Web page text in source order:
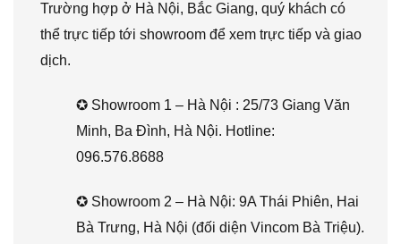
Trường hợp ở Hà Nội, Bắc Giang, quý khách có
thể trực tiếp tới showroom để xem trực tiếp và giao
dịch.
✪ Showroom 1 – Hà Nội : 25/73 Giang Văn
Minh, Ba Đình, Hà Nội. Hotline:
096.576.8688
✪ Showroom 2 – Hà Nội: 9A Thái Phiên, Hai
Bà Trưng, Hà Nội (đối diện Vincom Bà Triệu).